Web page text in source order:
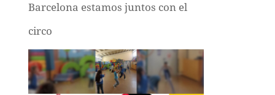
Barcelona estamos juntos con el
circo